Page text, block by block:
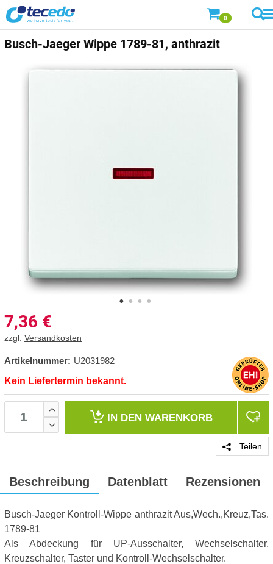
0
Busch-Jaeger Wippe 1789-81, anthrazit
7,36 €
zzgl. Versandkosten
Artikelnummer: U2031982
Kein Liefertermin bekannt.
IN DEN WARENKORB
Teilen
Beschreibung Datenblatt Rezensionen
Busch-Jaeger Kontroll-Wippe anthrazit Aus,Wech.,Kreuz,Tas.
1789-81
Als Abdeckung für UP-Ausschalter, Wechselschalter,
Kreuzschalter, Taster und Kontroll-Wechselschalter.